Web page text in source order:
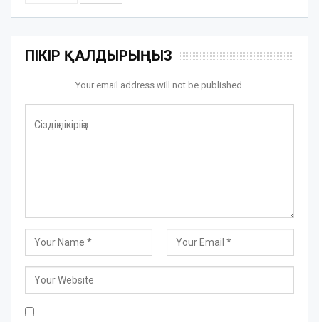
ПІКІР ҚАЛДЫРЫҢЫЗ
Your email address will not be published.